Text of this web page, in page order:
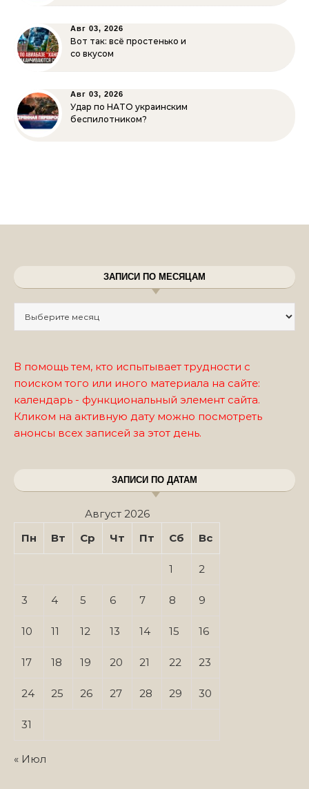
Авг 03, 2026
Вот так: всё простенько и
со вкусом
Авг 03, 2026
Удар по НАТО украинским
беспилотником?
ЗАПИСИ ПО МЕСЯЦАМ
В помощь тем, кто испытывает трудности с
поиском того или иного материала на сайте:
календарь - функциональный элемент сайта.
Кликом на активную дату можно посмотреть
анонсы всех записей за этот день.
ЗАПИСИ ПО ДАТАМ
Август 2026
Пн
Вт Ср Чт Пт Сб Вс
1 2
3 4 5 6 7 8 9
10 11 12 13 14 15 16
17 18 19 20 21 22 23
24 25 26 27 28 29 30
31
« Июл